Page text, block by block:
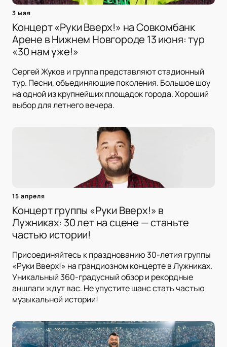
3 мая
Концерт «Руки Вверх!» на Совкомбанк
Арене в Нижнем Новгороде 13 июня: тур
«30 нам уже!»
Сергей Жуков и группа представляют стадионный
тур. Песни, объединяющие поколения. Большое шоу
на одной из крупнейших площадок города. Хороший
выбор для летнего вечера.
15 апреля
Концерт группы «Руки Вверх!» в
Лужниках: 30 лет на сцене — станьте
частью истории!
Присоединяйтесь к празднованию 30-летия группы
«Руки Вверх!» на грандиозном концерте в Лужниках.
Уникальный 360-градусный обзор и рекордные
аншлаги ждут вас. Не упустите шанс стать частью
музыкальной истории!